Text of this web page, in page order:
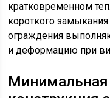
кратковременном
короткого
ограждения
и деформацию при